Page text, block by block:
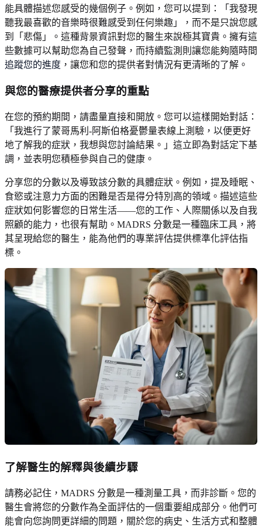
能具體描述您感受的幾個例子。例如，您可以提到：「我發現
聽我最喜歡的音樂時很難感受到任何樂趣」，而不是只說您感
到「悲傷」。這種背景資訊對您的醫生來說極其寶貴。擁有這
些數據可以幫助您為自己發聲，而持續監測則讓您能夠隨時間
追蹤您的進度 ，讓您和您的提供者對情況有更清晰的了解。
與您的醫療提供者分享的重點
在您的預約期間，請盡量直接和開放。您可以這樣開始對話：
「我進行了蒙哥馬利-阿斯伯格憂鬱量表線上測驗，以便更好
地了解我的症狀，我想與您討論結果。」這立即為對話定下基
調，並表明您積極參與自己的健康。
分享您的分數以及導致該分數的具體症狀。例如，提及睡眠、
食慾或注意力方面的困難是否是得分特別高的領域。描述這些
症狀如何影響您的日常生活——您的工作、人際關係以及自我
照顧的能力，也很有幫助。MADRS 分數是一種臨床工具，將
其呈現給您的醫生，能為他們的專業評估提供標準化評估指
標。
了解醫生的解釋與後續步驟
請務必記住，MADRS 分數是一種測量工具，而非診斷。您的
醫生會將您的分數作為全面評估的一個重要組成部分。他們可
能會向您詢問更詳細的問題，關於您的病史、生活方式和整體